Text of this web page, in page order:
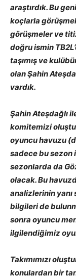
araştırdık. Bu
koçlarla
görüşmeler ve
doğru ismin
taşımış ve
olan Şahin
vardık.
Şahin Ateşdağlı
komitemizi
oyuncu havuzu
sadece bu sezon
sezonlarda da
olacak. Bu
analizlerinin yanı
bilgileri de
sonra oyuncu
ilgilendiğimiz
Takımımızı
konulardan bir